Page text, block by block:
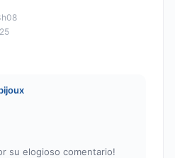
su elogioso comentario!